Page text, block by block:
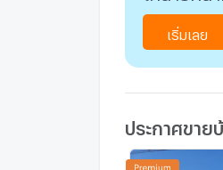
เริ่มเลย
ประกาศขาย